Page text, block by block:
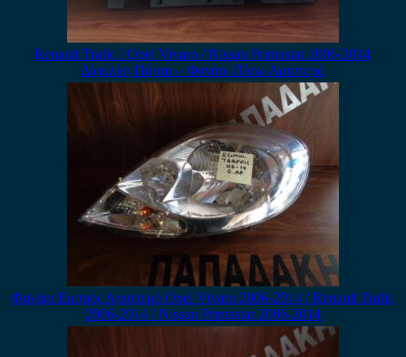
Renault Trafic / Opel Vivaro / Nissan Primastar 2006-2014
Δίφυλλη Πόρτα – Φανάρι Πίσω Αριστερό
Φανάρι Εμπρός Αριστερό Opel Vivaro 2006-2014 / Renault Trafic
2006-2014 / Nissan Primastar 2006-2014